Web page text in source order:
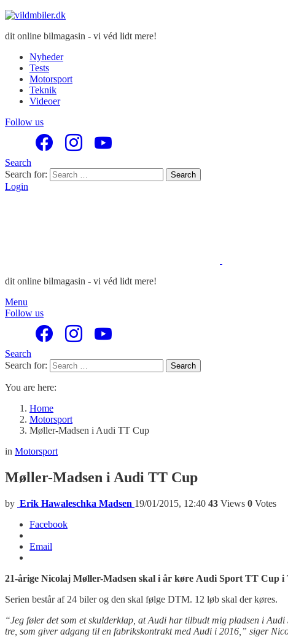
dit online bilmagasin - vi véd lidt mere!
Nyheder
Tests
Motorsport
Teknik
Videoer
Follow us
Search
Search for:
Search
Login
dit online bilmagasin - vi véd lidt mere!
Menu
Follow us
Search
Search for:
Search
You are here:
Home
Motorsport
Møller-Madsen i Audi TT Cup
in Motorsport
Møller-Madsen i Audi TT Cup
by Erik Hawaleschka Madsen 19/01/2015, 12:40 43 Views 0 Votes
Facebook
Email
21-årige Nicolaj Møller-Madsen skal i år køre Audi Sport TT Cup i
Serien består af 24 biler og den skal følge DTM. 12 løb skal der køres.
“Jeg føler det som et skulderklap, at Audi har tilbudt mig pladsen i
tre, som giver adgang til en fabrikskontrakt med Audi i 2016,” siger